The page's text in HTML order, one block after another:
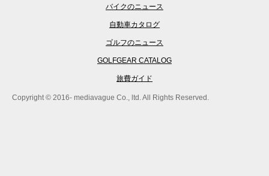
バイクのニュース
自動車カタログ
ゴルフのニュース
GOLFGEAR CATALOG
旅費ガイド
Copyright © 2016- mediavague Co., ltd. All Rights Reserved.